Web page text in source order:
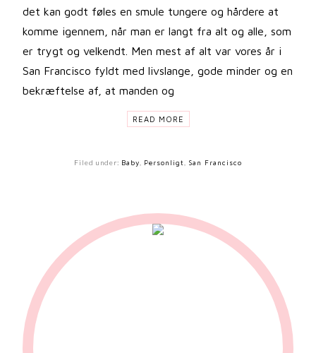
det kan godt føles en smule tungere og hårdere at
komme igennem, når man er langt fra alt og alle, som
er trygt og velkendt. Men mest af alt var vores år i
San Francisco fyldt med livslange, gode minder og en
bekræftelse af, at manden og
READ MORE
Filed under: Baby, Personligt, San Francisco